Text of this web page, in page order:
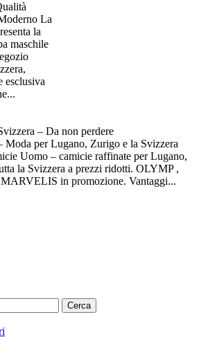
La
la
maschile
esclusiva
– Da non perdere
Moda per Lugano, Zurigo e la Svizzera
Uomo – camicie raffinate per Lugano,
la Svizzera a prezzi ridotti. OLYMP ,
in promozione. Vantaggi...
Cerca